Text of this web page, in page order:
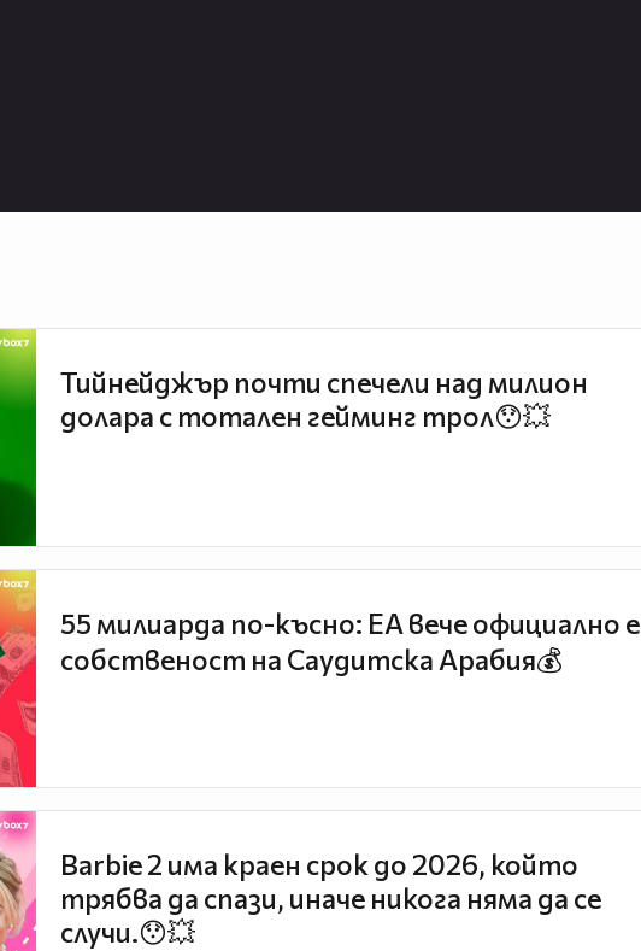
Тийнейджър почти спечели над милион
долара с тотален гейминг трол😯💥
55 милиарда по-късно: EA вече официално е
собственост на Саудитска Арабия💰
Barbie 2 има краен срок до 2026, който
трябва да спази, иначе никога няма да се
случи.😯💥